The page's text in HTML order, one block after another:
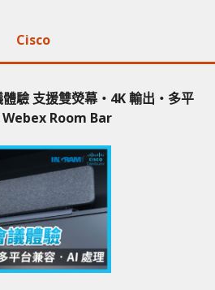
Cisco
體驗 支援雙熒幕‧4K 輸出‧多平
Room Bar